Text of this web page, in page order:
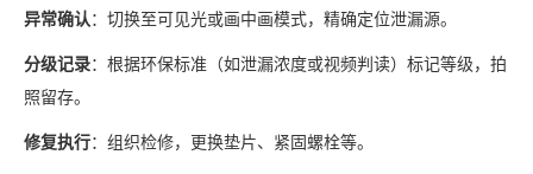
异常确认 ：切换至可见光或画中画模式，精确定位泄漏源。
分级记录：根据环保标准（如泄漏浓度或视频判读）标记等级，拍
照留存。
修复执行：组织检修，更换垫片、紧固螺栓等。